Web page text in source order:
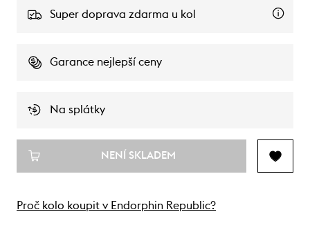
Super doprava zdarma u kol
Garance nejlepší ceny
Na splátky
NENÍ SKLADEM
Proč kolo koupit v Endorphin Republic?